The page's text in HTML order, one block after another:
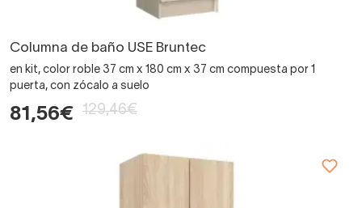
Columna de baño USE Bruntec
en kit, color roble 37 cm x 180 cm x 37 cm compuesta por 1
puerta, con zócalo a suelo
81,56€ 129,46€